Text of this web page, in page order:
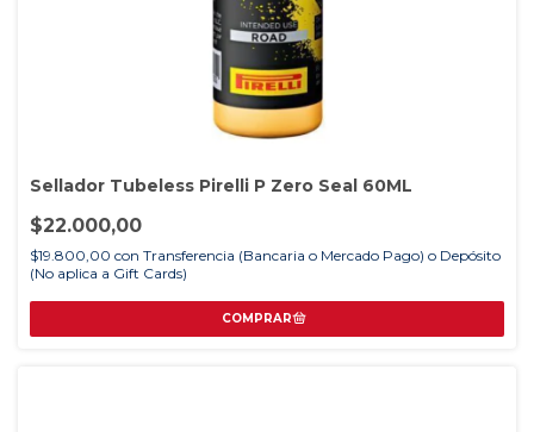
Sellador Tubeless Pirelli P Zero Seal 60ML
$22.000,00
$19.800,00 con Transferencia (Bancaria o Mercado Pago) o Depósito
(No aplica a Gift Cards)